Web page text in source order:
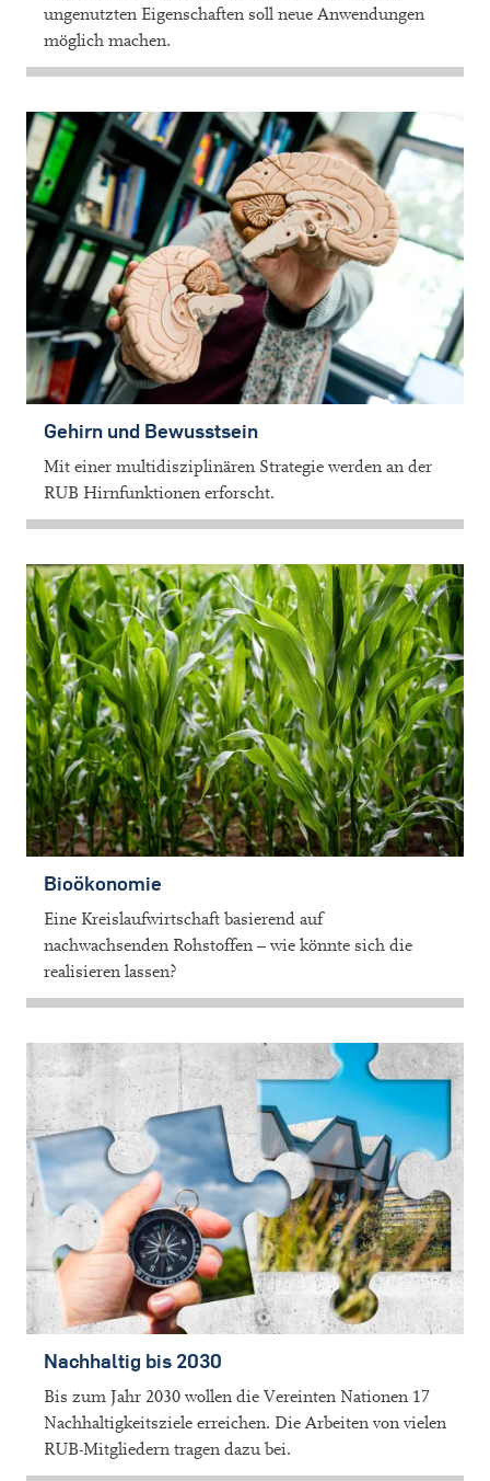
ungenutzten Eigenschaften soll neue Anwendungen
möglich machen.
Gehirn und Bewusstsein
Mit einer multidisziplinären Strategie werden an der
RUB Hirnfunktionen erforscht.
Bioökonomie
Eine Kreislaufwirtschaft basierend auf
nachwachsenden Rohstoffen – wie könnte sich die
realisieren lassen?
Nachhaltig bis 2030
Bis zum Jahr 2030 wollen die Vereinten Nationen 17
Nachhaltigkeitsziele erreichen. Die Arbeiten von vielen
RUB-Mitgliedern tragen dazu bei.